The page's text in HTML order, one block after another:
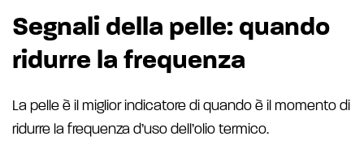
Segnali della pelle: quando
ridurre la frequenza
La pelle è il miglior indicatore di quando è il momento di
ridurre la frequenza d’uso dell’olio termico.